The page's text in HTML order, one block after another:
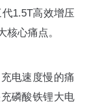
1.5T高效增压
心痛点。
电速度慢的痛
磷酸铁锂大电